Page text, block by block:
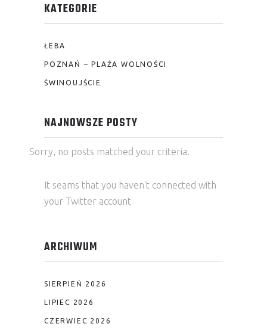
KATEGORIE
ŁEBA
POZNAŃ – PLAŻA WOLNOŚCI
ŚWINOUJŚCIE
NAJNOWSZE POSTY
Sorry, no posts matched your criteria.
It seams that you haven't connected with
your Twitter account
ARCHIWUM
SIERPIEŃ 2026
LIPIEC 2026
CZERWIEC 2026